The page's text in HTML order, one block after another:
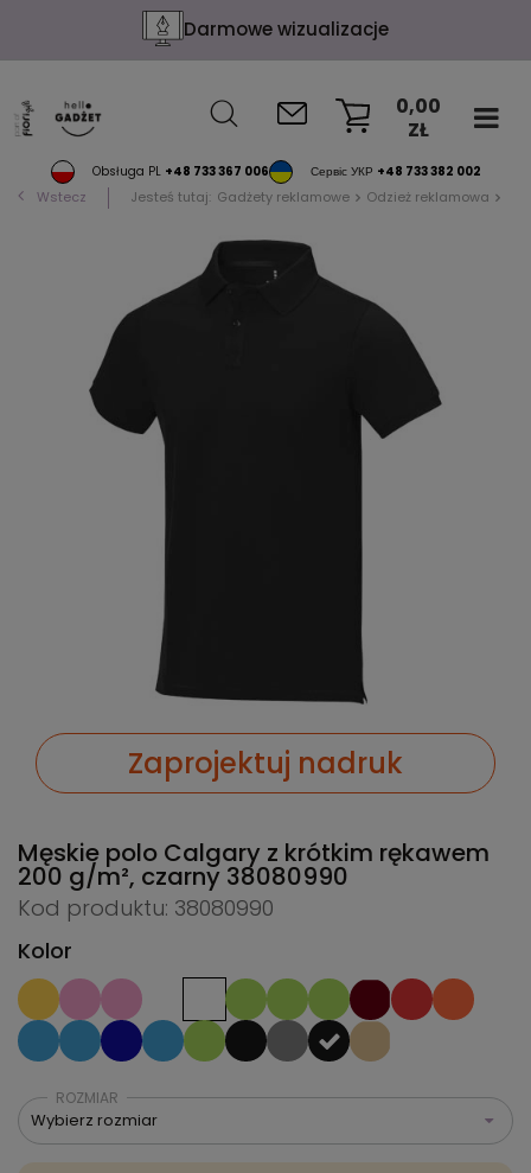
Darmowe wizualizacje
Obsługa PL +48 733 367 006 Сервіс УКР +48 733 382 002
0,00
ZŁ
Wstecz Jesteś tutaj: Gadżety reklamowe Odzież reklamowa
Zaprojektuj nadruk
Męskie polo Calgary z krótkim rękawem
200 g/m², czarny 38080990
Kod produktu: 38080990
Kolor
ROZMIAR
Wybierz rozmiar